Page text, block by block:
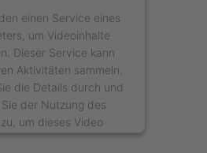
einen Service eines
um Videoinhalte
Dieser Service kann
Aktivitäten sammeln.
die Details durch und
der Nutzung des
um dieses Video
anzusehen.